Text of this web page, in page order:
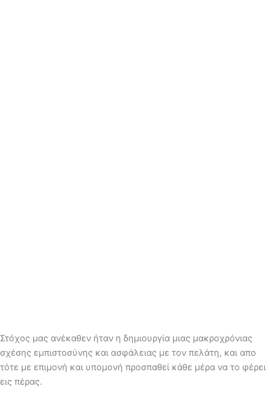
Στόχος μας ανέκαθεν ήταν η δημιουργία μιας μακροχρόνιας
σχέσης εμπιστοσύνης και ασφάλειας με τον πελάτη, και απο
τότε με επιμονή και υπομονή προσπαθεί κάθε μέρα να το φέρει
εις πέρας.